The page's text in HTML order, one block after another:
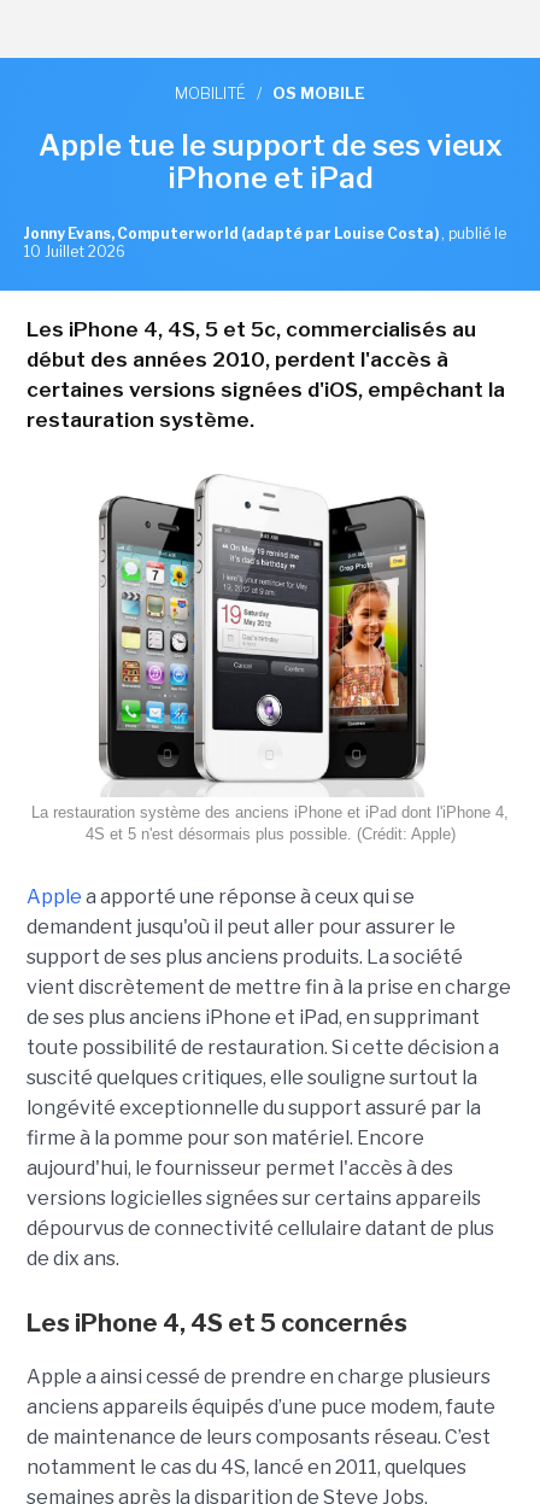
MOBILITÉ / OS MOBILE
Apple tue le support de ses vieux
iPhone et iPad
Jonny Evans, Computerworld (adapté par Louise Costa) , publié le
10 Juillet 2026
Les iPhone 4, 4S, 5 et 5c, commercialisés au
début des années 2010, perdent l'accès à
certaines versions signées d'iOS, empêchant la
restauration système.
La restauration système des anciens iPhone et iPad dont l'iPhone 4,
4S et 5 n'est désormais plus possible. (Crédit: Apple)
Apple a apporté une réponse à ceux qui se
demandent jusqu'où il peut aller pour assurer le
support de ses plus anciens produits. La société
vient discrètement de mettre fin à la prise en charge
de ses plus anciens iPhone et iPad, en supprimant
toute possibilité de restauration. Si cette décision a
suscité quelques critiques, elle souligne surtout la
longévité exceptionnelle du support assuré par la
firme à la pomme pour son matériel. Encore
aujourd'hui, le fournisseur permet l'accès à des
versions logicielles signées sur certains appareils
dépourvus de connectivité cellulaire datant de plus
de dix ans.
Les iPhone 4, 4S et 5 concernés
Apple a ainsi cessé de prendre en charge plusieurs
anciens appareils équipés d’une puce modem, faute
de maintenance de leurs composants réseau. C’est
notamment le cas du 4S, lancé en 2011, quelques
semaines après la disparition de Steve Jobs.